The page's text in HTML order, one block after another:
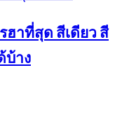
าที่สุด สีเดียว สี
บ้าง